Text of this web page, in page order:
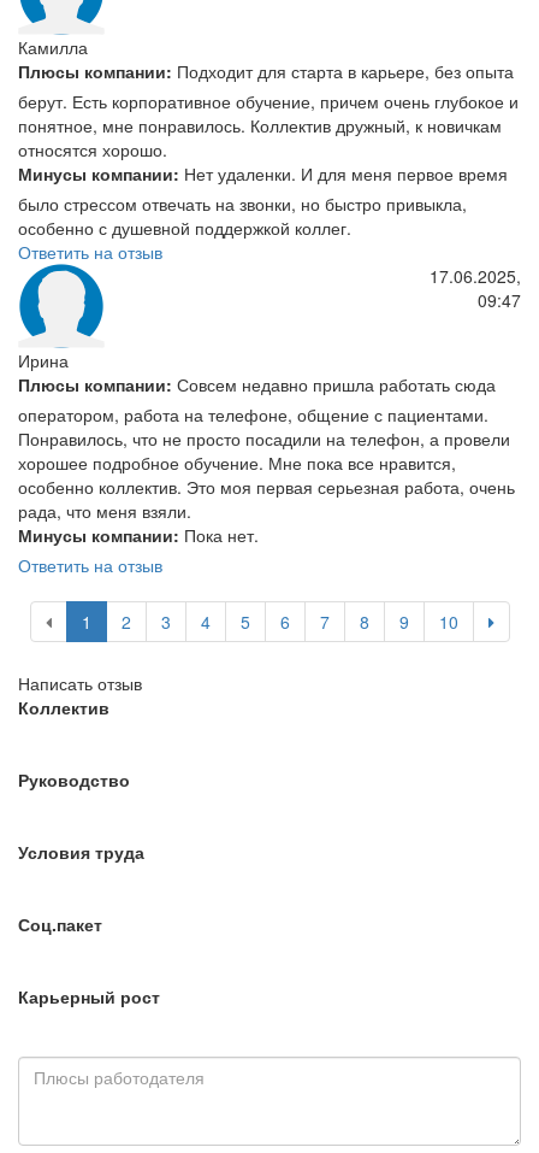
Камилла
Плюсы компании: Подходит для старта в карьере, без опыта
берут. Есть корпоративное обучение, причем очень глубокое и
понятное, мне понравилось. Коллектив дружный, к новичкам
относятся хорошо.
Минусы компании: Нет удаленки. И для меня первое время
было стрессом отвечать на звонки, но быстро привыкла,
особенно с душевной поддержкой коллег.
Ответить на отзыв
Ирина
17.06.2025,
09:47
Плюсы компании: Совсем недавно пришла работать сюда
оператором, работа на телефоне, общение с пациентами.
Понравилось, что не просто посадили на телефон, а провели
хорошее подробное обучение. Мне пока все нравится,
особенно коллектив. Это моя первая серьезная работа, очень
рада, что меня взяли.
Минусы компании: Пока нет.
Ответить на отзыв
1 2 3 4 5 6 7 8 9 10
Написать отзыв
Коллектив
Руководство
Условия труда
Соц.пакет
Карьерный рост